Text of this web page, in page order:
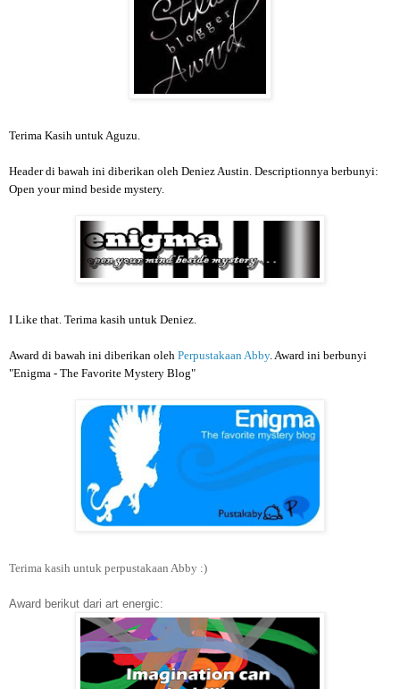
Terima Kasih untuk Aguzu.
Header di bawah ini diberikan oleh Deniez Austin. Descriptionnya berbunyi:
Open your mind beside mystery.
I Like that. Terima kasih untuk Deniez.
Award di bawah ini diberikan oleh Perpustakaan Abby. Award ini berbunyi
"Enigma - The Favorite Mystery Blog"
Terima kasih untuk perpustakaan Abby :)
Award berikut dari art energic: